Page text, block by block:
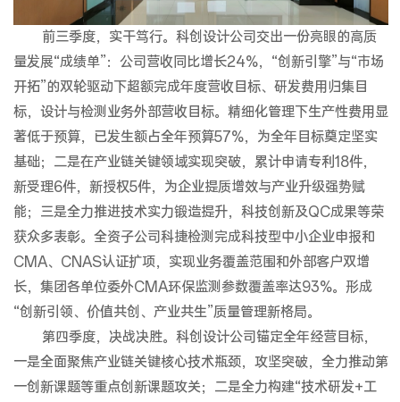
前三季度，实干笃行。科创设计公司交出一份亮眼的高质
量发展“成绩单”：公司营收同比增长24%，“创新引擎”与“市场
开拓”的双轮驱动下超额完成年度营收目标、研发费用归集目
标，设计与检测业务外部营收目标。精细化管理下生产性费用显
著低于预算，已发生额占全年预算57%，为全年目标奠定坚实
基础；二是在产业链关键领域实现突破，累计申请专利18件，
新受理6件，新授权5件，为企业提质增效与产业升级强势赋
能；三是全力推进技术实力锻造提升，科技创新及QC成果等荣
获众多表彰。全资子公司科捷检测完成科技型中小企业申报和
CMA、CNAS认证扩项，实现业务覆盖范围和外部客户双增
长，集团各单位委外CMA环保监测参数覆盖率达93%。形成
“创新引领、价值共创、产业共生”质量管理新格局。
第四季度，决战决胜。科创设计公司锚定全年经营目标，
一是全面聚焦产业链关键核心技术瓶颈，攻坚突破，全力推动第
一创新课题等重点创新课题攻关；二是全力构建“技术研发+工